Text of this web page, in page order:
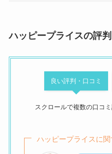
ハッピープライスの評
良い評判・口コミ
スクロールで複数の口コ
ハッピープライスに